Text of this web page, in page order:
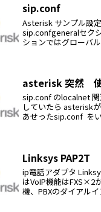
sip.conf
Asterisk サンプル設
sip.confgeneralセク
ションではグローバ
asterisk 突然
sip.conf のlocalnet
していたら asterisk
あせったsip.conf を
Linksys PAP2T
ip電話アダプタ
はVoIP機能はFXS×2
機、PBXのダイアル